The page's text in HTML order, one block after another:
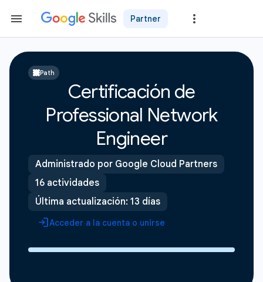
Partner
Path
Certificación de
Professional Network
Engineer
Administrado por Google Cloud Partners
16 actividades
Última actualización: 13 días
Acceder a la cuenta o unirse